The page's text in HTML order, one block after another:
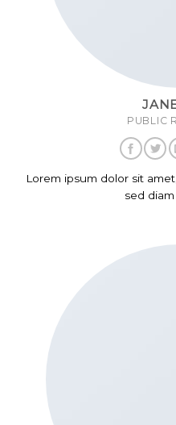
PUBLIC
Lorem ipsum dolor sit
sed